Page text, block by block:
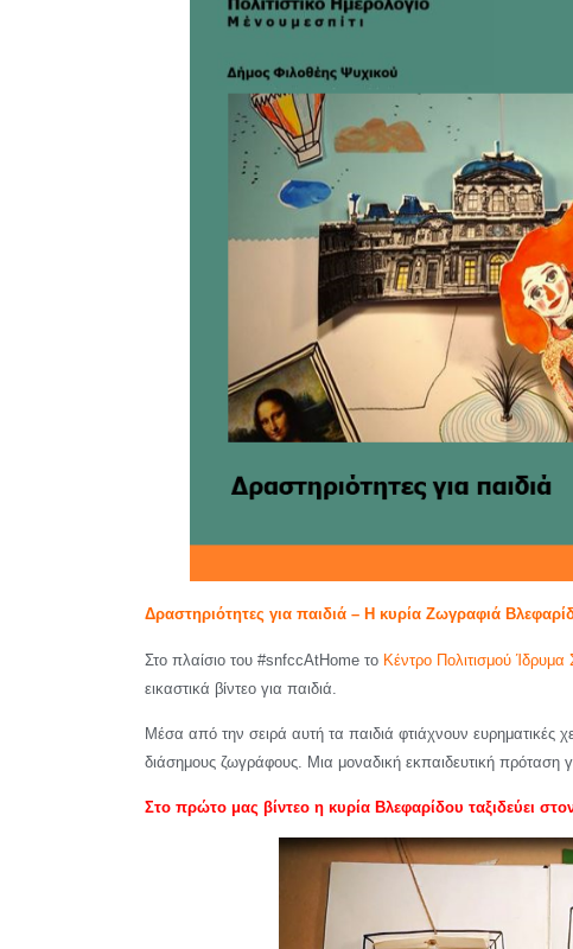
Δραστηριότητες για παιδιά – Η κυρία Ζωγραφιά
Στο πλαίσιο του #snfccAtHome το Κέντρο Πολιτισμού Ίδρυμα
εικαστικά βίντεο για παιδιά.
Μέσα από την σειρά αυτή τα παιδιά φτιάχνουν ευρηματικές
διάσημους ζωγράφους. Μια μοναδική εκπαιδευτική πρόταση
Στο πρώτο μας βίντεο η κυρία Βλεφαρίδου ταξιδεύει